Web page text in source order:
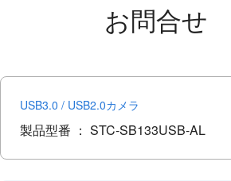
お問合せ
USB3.0 / USB2.0カメラ
製品型番 ： STC-SB133USB-AL